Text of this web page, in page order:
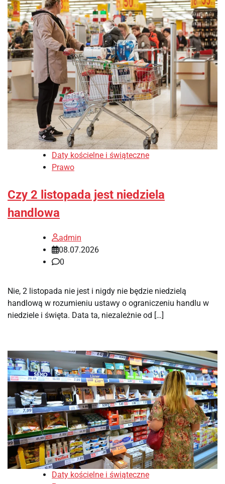
Daty kościelne i świąteczne
Prawo
Czy 2 listopada jest niedziela
handlowa
admin
08.07.2026
0
Nie, 2 listopada nie jest i nigdy nie będzie niedzielą
handlową w rozumieniu ustawy o ograniczeniu handlu w
niedziele i święta. Data ta, niezależnie od […]
Daty kościelne i świąteczne